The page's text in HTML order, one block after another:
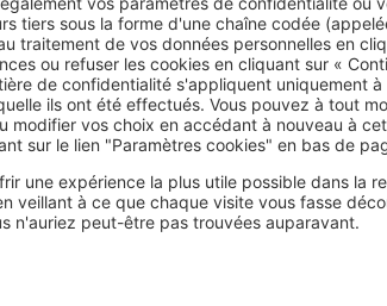
doit se procurer deux justificatifs : d’une
ou non imposition des parents et
mentionnant le montant des